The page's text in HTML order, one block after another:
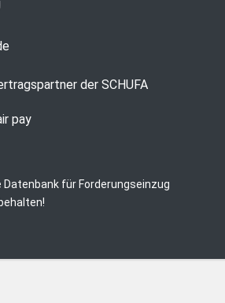
Datenbank für Forderungseinzug